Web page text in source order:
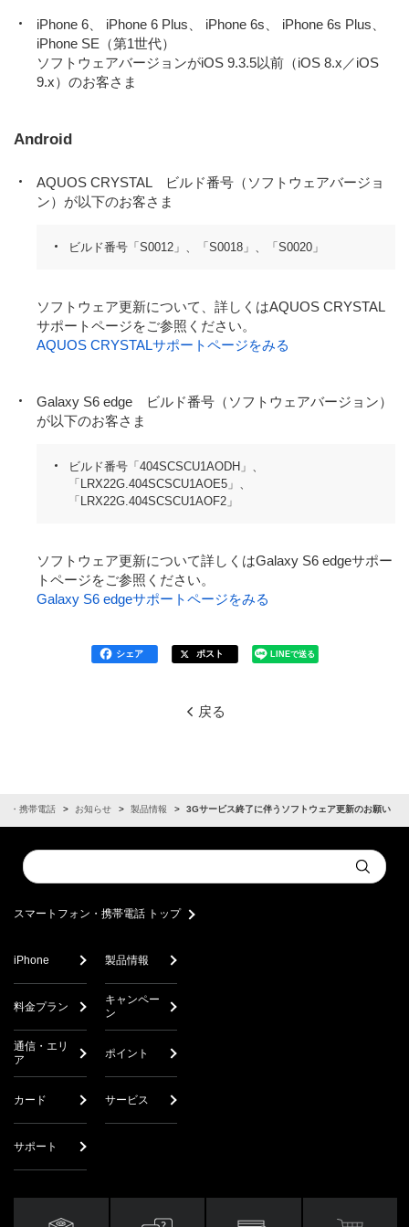
iPhone 6、 iPhone 6 Plus、 iPhone 6s、 iPhone 6s Plus、
iPhone SE（第1世代）
ソフトウェアバージョンがiOS 9.3.5以前（iOS 8.x／iOS
9.x）のお客さま
Android
AQUOS CRYSTAL ビルド番号（ソフトウェアバージョ
ン）が以下のお客さま
ビルド番号「S0012」、「S0018」、「S0020」
ソフトウェア更新について、詳しくはAQUOS CRYSTAL
サポートページをご参照ください。
AQUOS CRYSTALサポートページをみる
Galaxy S6 edge ビルド番号（ソフトウェアバージョン）
が以下のお客さま
ビルド番号「404SCSCU1AODH」、
「LRX22G.404SCSCU1AOE5」、
「LRX22G.404SCSCU1AOF2」
ソフトウェア更新について詳しくはGalaxy S6 edgeサポー
トページをご参照ください。
Galaxy S6 edgeサポートページをみる
シェア ポスト LINEで送る
戻る
・携帯電話 お知らせ 製品情報 3Gサービス終了に伴うソフトウェア更新のお願い
Conduct
a
Submit
スマートフォン・携帯電話 トップ
iPhone 製品情報
料金プラン
キャンペー
ン
通信・エリ
ア
ポイント
カード サービス
サポート